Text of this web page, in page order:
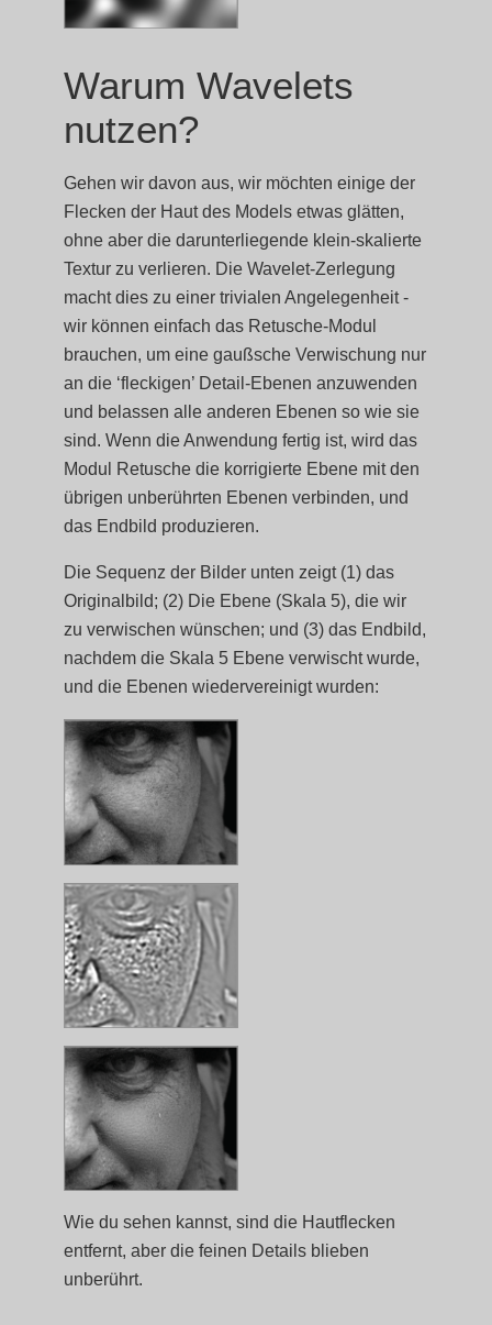
Warum Wavelets
nutzen?
Gehen wir davon aus, wir möchten einige der
Flecken der Haut des Models etwas glätten,
ohne aber die darunterliegende klein-skalierte
Textur zu verlieren. Die Wavelet-Zerlegung
macht dies zu einer trivialen Angelegenheit -
wir können einfach das Retusche-Modul
brauchen, um eine gaußsche Verwischung nur
an die ‘fleckigen’ Detail-Ebenen anzuwenden
und belassen alle anderen Ebenen so wie sie
sind. Wenn die Anwendung fertig ist, wird das
Modul Retusche die korrigierte Ebene mit den
übrigen unberührten Ebenen verbinden, und
das Endbild produzieren.
Die Sequenz der Bilder unten zeigt (1) das
Originalbild; (2) Die Ebene (Skala 5), die wir
zu verwischen wünschen; und (3) das Endbild,
nachdem die Skala 5 Ebene verwischt wurde,
und die Ebenen wiedervereinigt wurden:
Wie du sehen kannst, sind die Hautflecken
entfernt, aber die feinen Details blieben
unberührt.